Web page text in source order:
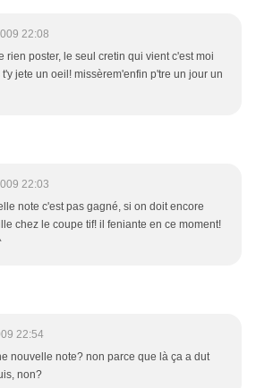
22:08
rien poster, le seul cretin qui vient c'est moi
t'y jete un oeil! missèrem'enfin p'tre un jour un
22:03
note c'est pas gagné, si on doit encore
chez le coupe tif! il feniante en ce moment!
22:54
nouvelle note? non parce que là ça a dut
non?